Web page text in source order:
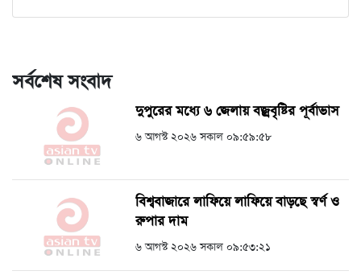
সর্বশেষ সংবাদ
দুপুরের মধ্যে ৬ জেলায় বজ্রবৃষ্টির পূর্বাভাস
৬ আগস্ট ২০২৬ সকাল ০৯:৫৯:৫৮
বিশ্ববাজারে লাফিয়ে লাফিয়ে বাড়ছে স্বর্ণ ও
রুপার দাম
৬ আগস্ট ২০২৬ সকাল ০৯:৫৩:২১